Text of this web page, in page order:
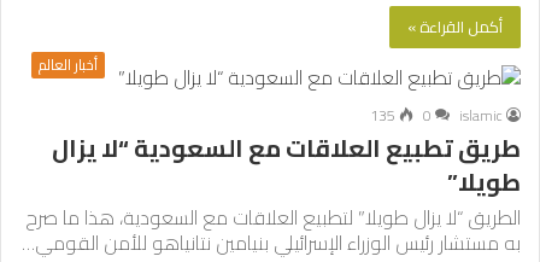
أكمل القراءة »
أخبار العالم
islamic
0
135
طريق تطبيع العلاقات مع السعودية “لا يزال
طويلا”
الطريق “لا يزال طويلا” لتطبيع العلاقات مع السعودية، هذا ما صرح
به مستشار رئيس الوزراء الإسرائيلي بنيامين نتانياهو للأمن القومي…